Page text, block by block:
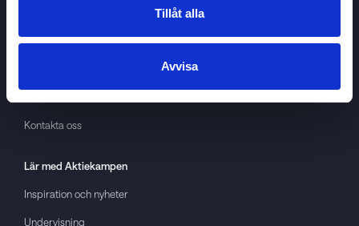
Tillåt alla
Avvisa
About cookies
Kontakta oss
Lär med Aktiekampen
Inspiration och nyheter
Undervisning